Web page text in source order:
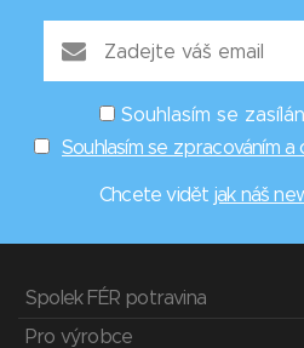
Souhlasím se
Souhlasím se zpracováním
Chcete vidět jak náš
Spolek FÉR potravina
Pro výrobce